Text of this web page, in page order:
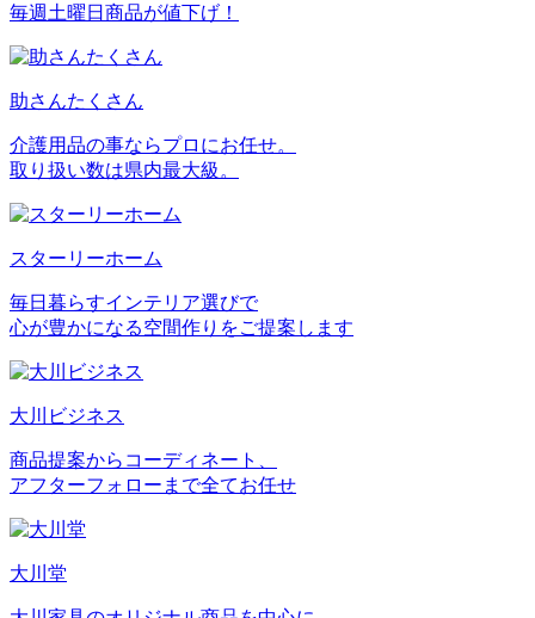
毎週土曜日商品が値下げ！
助さんたくさん
介護用品の事ならプロにお任せ。
取り扱い数は県内最大級。
スターリーホーム
毎日暮らすインテリア選びで
心が豊かになる空間作りをご提案します
大川ビジネス
商品提案からコーディネート、
アフターフォローまで全てお任せ
大川堂